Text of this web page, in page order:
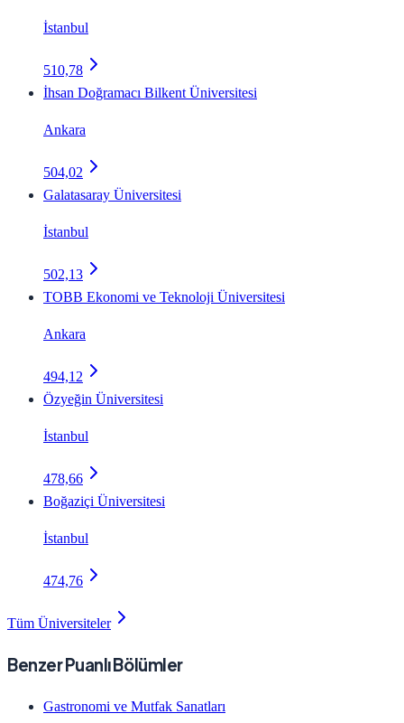
İstanbul
510,78
İhsan Doğramacı Bilkent Üniversitesi
Ankara
504,02
Galatasaray Üniversitesi
İstanbul
502,13
TOBB Ekonomi ve Teknoloji Üniversitesi
Ankara
494,12
Özyeğin Üniversitesi
İstanbul
478,66
Boğaziçi Üniversitesi
İstanbul
474,76
Tüm Üniversiteler
Benzer Puanlı Bölümler
Gastronomi ve Mutfak Sanatları